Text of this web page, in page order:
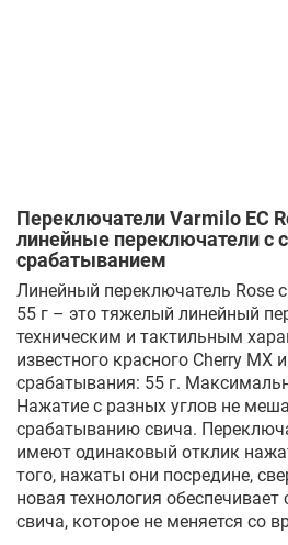
Переключатели Varmilo EC
линейные переключатели
срабатыванием
Линейный переключатель Rose
55 г – это тяжелый линейный
техническим и тактильным
известного красного Cherry MX
срабатывания: 55 г.
Нажатие с разных углов не
срабатыванию свича.
имеют одинаковый отклик
того, нажаты они посредине,
новая технология
свича, которое не меняется со